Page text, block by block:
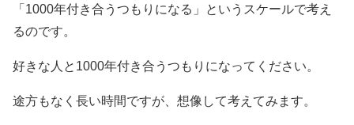
「1000年付き合うつもりになる」というスケールで考え
るのです。
好きな人と1000年付き合うつもりになってください。
途方もなく長い時間ですが、想像して考えてみます。